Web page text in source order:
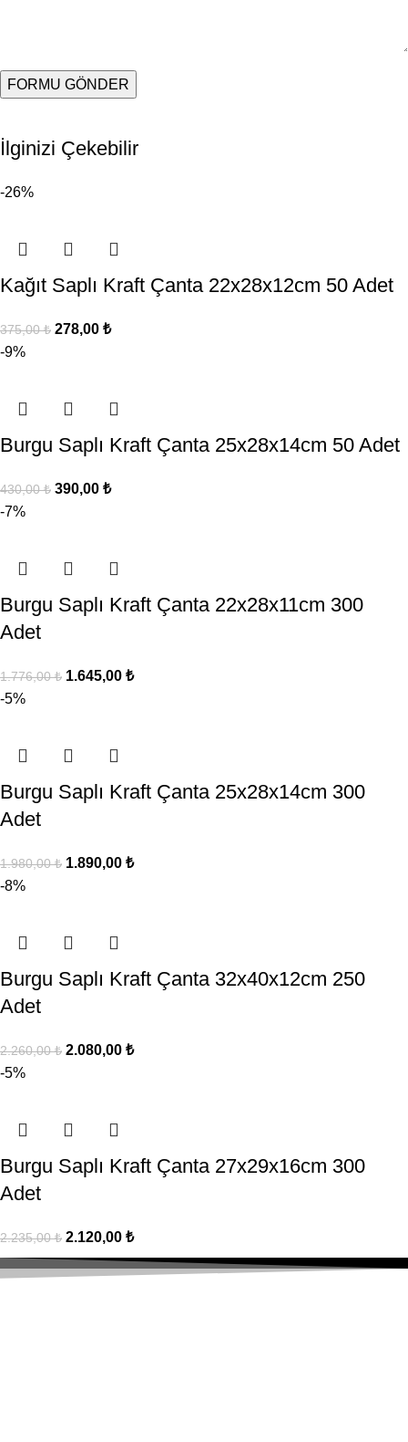
İlginizi Çekebilir
-26%
Kağıt Saplı Kraft Çanta 22x28x12cm 50 Adet
375,00₺ 278,00 ₺
-9%
Burgu Saplı Kraft Çanta 25x28x14cm 50 Adet
430,00₺ 390,00 ₺
-7%
Burgu Saplı Kraft Çanta 22x28x11cm 300
Adet
1.776,00₺ 1.645,00 ₺
-5%
Burgu Saplı Kraft Çanta 25x28x14cm 300
Adet
1.980,00₺ 1.890,00 ₺
-8%
Burgu Saplı Kraft Çanta 32x40x12cm 250
Adet
2.260,00₺ 2.080,00 ₺
-5%
Burgu Saplı Kraft Çanta 27x29x16cm 300
Adet
2.235,00₺ 2.120,00 ₺